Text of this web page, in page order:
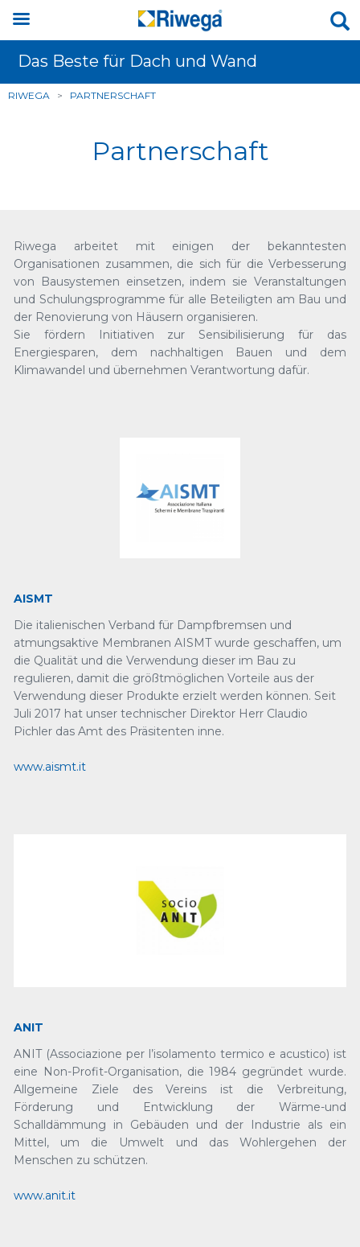
Das Beste für Dach und Wand
RIWEGA > PARTNERSCHAFT
Partnerschaft
Riwega arbeitet mit einigen der bekanntesten
Organisationen zusammen, die sich für die Verbesserung
von Bausystemen einsetzen, indem sie Veranstaltungen
und Schulungsprogramme für alle Beteiligten am Bau und
der Renovierung von Häusern organisieren.
Sie fördern Initiativen zur Sensibilisierung für das
Energiesparen, dem nachhaltigen Bauen und dem
Klimawandel und übernehmen Verantwortung dafür.
AISMT
Die italienischen Verband für Dampfbremsen und
atmungsaktive Membranen AISMT wurde geschaffen, um
die Qualität und die Verwendung dieser im Bau zu
regulieren, damit die größtmöglichen Vorteile aus der
Verwendung dieser Produkte erzielt werden können. Seit
Juli 2017 hat unser technischer Direktor Herr Claudio
Pichler das Amt des Präsitenten inne.
www.aismt.it
ANIT
ANIT (Associazione per l’isolamento termico e acustico) ist
eine Non-Profit-Organisation, die 1984 gegründet wurde.
Allgemeine Ziele des Vereins ist die Verbreitung,
Förderung und Entwicklung der Wärme-und
Schalldämmung in Gebäuden und der Industrie als ein
Mittel, um die Umwelt und das Wohlergehen der
Menschen zu schützen.
www.anit.it